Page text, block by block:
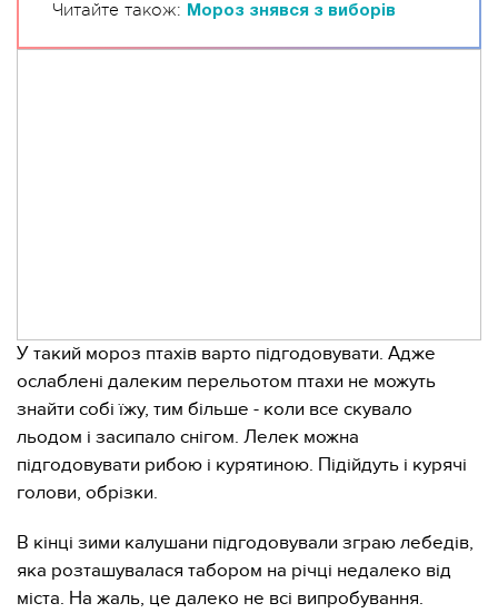
Читайте також: Мороз знявся з виборів
У такий мороз птахів варто підгодовувати. Адже
ослаблені далеким перельотом птахи не можуть
знайти собі їжу, тим більше - коли все скувало
льодом і засипало снігом. Лелек можна
підгодовувати рибою і курятиною. Підійдуть і курячі
голови, обрізки.
В кінці зими калушани підгодовували зграю лебедів,
яка розташувалася табором на річці недалеко від
міста. На жаль, це далеко не всі випробування.